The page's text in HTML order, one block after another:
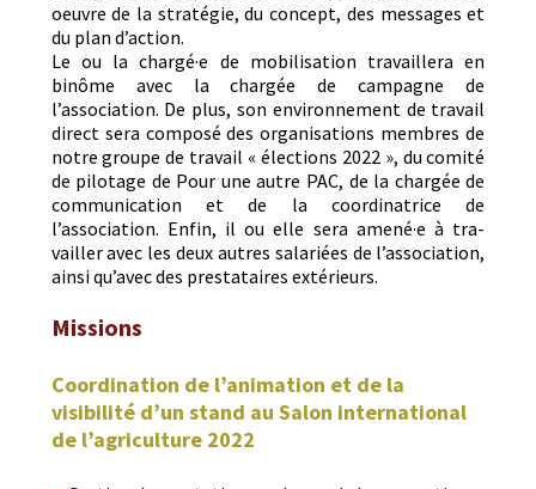
oeu­vre de la stratégie, du con­cept, des mes­sages et
du plan d’action.
Le ou la chargé·e de mobil­i­sa­tion tra­vaillera en
binôme avec la chargée de cam­pagne de
l’association. De plus, son envi­ron­nement de tra­vail
direct sera com­posé des organ­i­sa­tions mem­bres de
notre groupe de tra­vail « élec­tions 2022 », du comité
de pilotage de Pour une autre PAC, de la chargée de
com­mu­ni­ca­tion et de la coor­di­na­trice de
l’association. Enfin, il ou elle sera amené·e à tra­
vailler avec les deux autres salariées de l’association,
ain­si qu’avec des prestataires extérieurs.
Missions
Coordination de l’animation et de la
visibilité d’un stand au Salon international
de l’agriculture 2022